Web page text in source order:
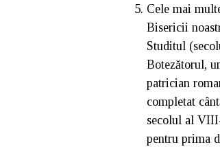
Cele mai
Bisericii
Studitul
Botezătorul,
patrician
completat
secolul al
pentru prima